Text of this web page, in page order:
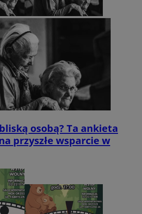
osobą? Ta ankieta
przyszłe wsparcie w